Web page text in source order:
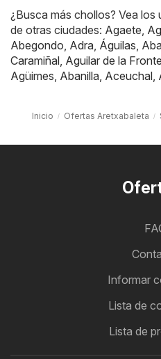
¿Busca más chollos? Vea
de otras ciudades: Agaete
Abegondo Adra Águilas
Caramiñal Aguilar de la
Agüimes Abanilla Aceuchal
Inicio Ofertas Aretxabaleta
Informar
Lista de
Lista de